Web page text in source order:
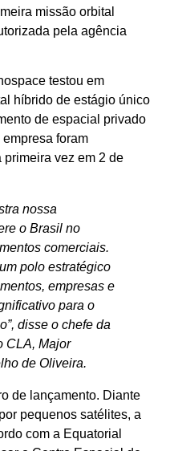
missão orbital
pela agência
testou em
híbrido de estágio único
de espacial privado
foram
vez em 2 de
nossa
o Brasil no
comerciais.
polo estratégico
empresas e
para o
disse o chefe da
CLA, Major
de Oliveira.
de lançamento. Diante
pequenos satélites, a
com a Equatorial